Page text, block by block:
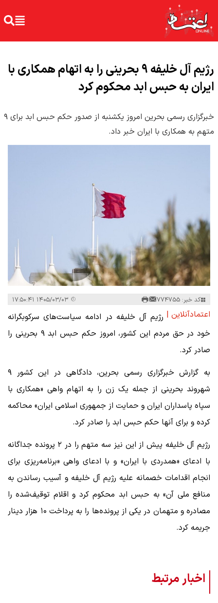
رژیم آل خلیفه ۹ بحرینی را به اتهام همکاری با
ایران به حبس ابد محکوم کرد
خبرگزاری رسمی بحرین امروز یکشنبه از صدور حکم حبس ابد برای ۹
متهم به همکاری با ایران خبر داد.
کد خبر: 774755
اعتمادآنلاین | رژیم آل خلیفه در ادامه سیاست‌های سرکوبگرانه
خود در حق مردم این کشور، امروز حکم حبس ابد ۹ بحرینی را
صادر کرد.
به گزارش خبرگزاری رسمی بحرین، دادگاهی در این کشور ۹
شهروند بحرینی از جمله یک زن را به اتهام واهی «همکاری با
سپاه پاسداران ایران و حمایت از جمهوری اسلامی ایران» محاکمه
کرده و برای آنها حکم حبس ابد را صادر کرد.
رژیم آل خلیفه پیش از این نیز سه متهم را در ۲ پرونده جداگانه
با ادعای «همدردی با ایران» و با ادعای واهی «برنامه‌ریزی برای
انجام اقدامات خصمانه علیه رژیم آل خلیفه و آسیب رساندن به
منافع ملی آن» به حبس ابد محکوم کرد و اقلام توقیف‌شده را
مصادره و متهمان در یکی از پرونده‌ها را به پرداخت ۱۰ هزار دینار
جریمه کرد.
اخبار مرتبط